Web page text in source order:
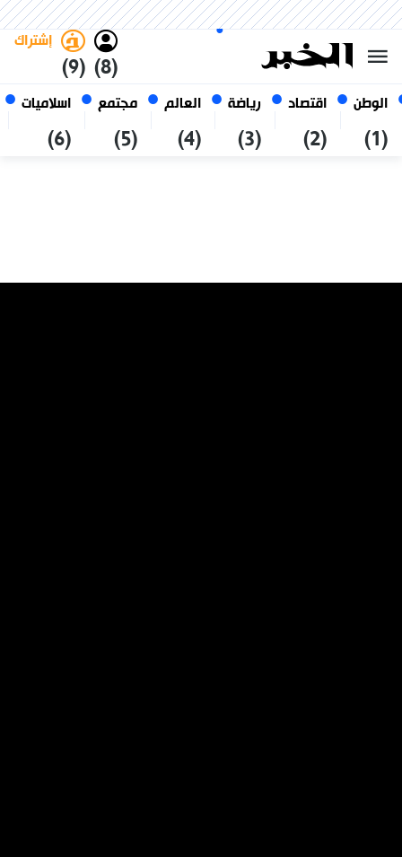
الوطن
(1)
اقتصاد
(2)
رياضة
(3)
العالم
(4)
مجتمع
(5)
اسلاميات
(6)
(8)
إشتراك
(9)
07 أغسطس 2026
الجزائر